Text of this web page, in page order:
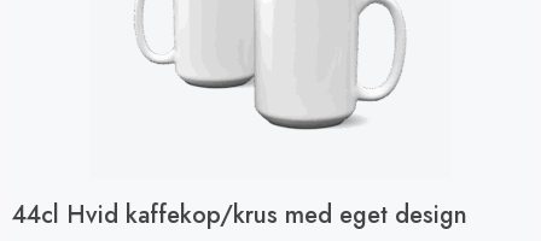
44cl Hvid kaffekop/krus med eget design